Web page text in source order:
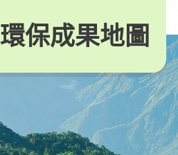
環保成果地圖